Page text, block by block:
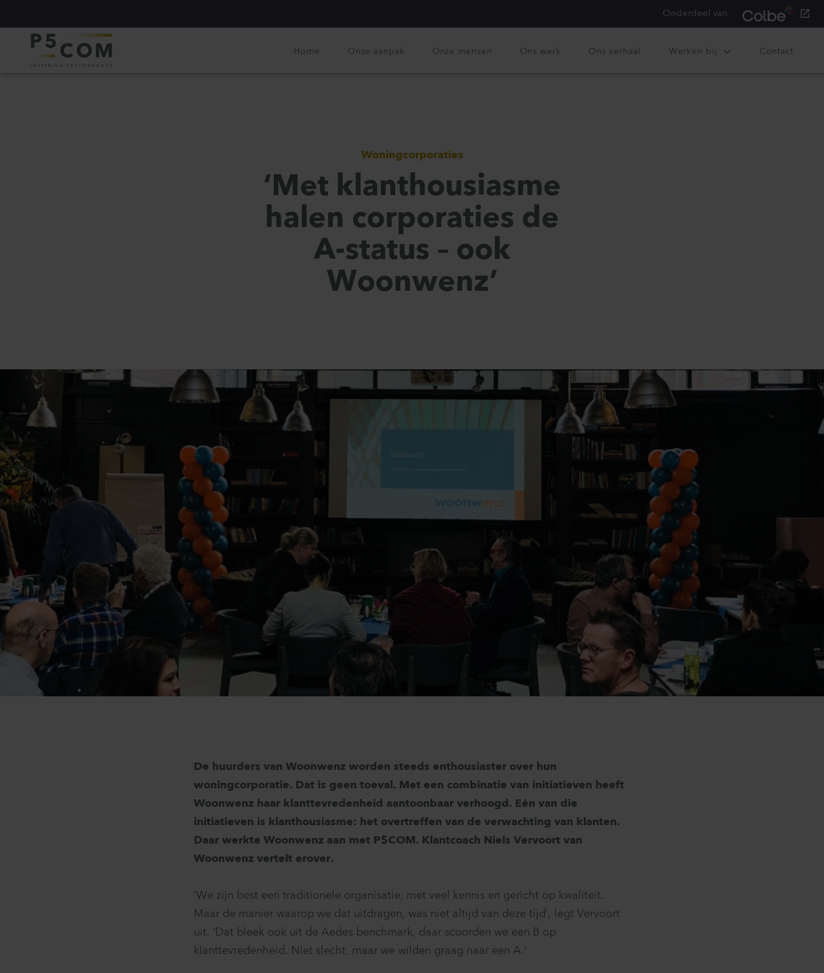
Onderdeel van
Home Onze aanpak Onze mensen Ons werk Ons verhaal Werken bij Contact
Woningcorporaties
‘Met klanthousiasme
halen corporaties de
A-status – ook
Woonwenz’
De huurders van Woonwenz worden steeds enthousiaster over hun
woningcorporatie. Dat is geen toeval. Met een combinatie van initiatieven heeft
Woonwenz haar klanttevredenheid aantoonbaar verhoogd. Eén van die
initiatieven is klanthousiasme: het overtreffen van de verwachting van klanten.
Daar werkte Woonwenz aan met P5COM. Klantcoach Niels Vervoort van
Woonwenz vertelt erover.
‘We zijn best een traditionele organisatie, met veel kennis en gericht op kwaliteit.
Maar de manier waarop we dat uitdragen, was niet altijd van deze tijd’, legt Vervoort
uit. ‘Dat bleek ook uit de Aedes benchmark, daar scoorden we een B op
klanttevredenheid. Niet slecht, maar we wilden graag naar een A.’